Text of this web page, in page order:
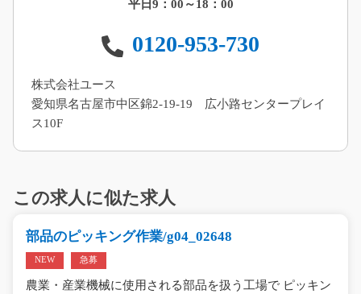
平日9：00～18：00
0120-953-730
株式会社ユース
愛知県名古屋市中区錦2-19-19 広小路センタープレイ
ス10F
この求人に似た求人
部品のピッキング作業/g04_02648
NEW 急募
農業・産業機械に使用される部品を扱う工場で ピッキン